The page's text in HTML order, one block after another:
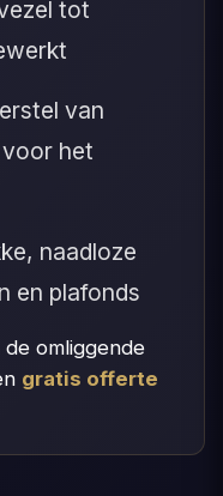
tot
van
het
naadloze
en plafonds
omliggende
gratis offerte